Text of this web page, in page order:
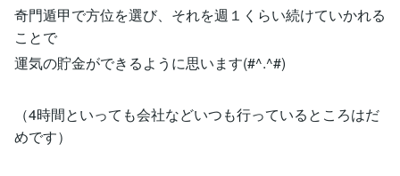
奇門遁甲で方位を選び、それを週１くらい続けていかれる
ことで
運気の貯金ができるように思います(#^.^#)
（4時間といっても会社などいつも行っているところはだ
めです）